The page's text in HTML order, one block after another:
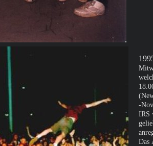
-
IRS
Das